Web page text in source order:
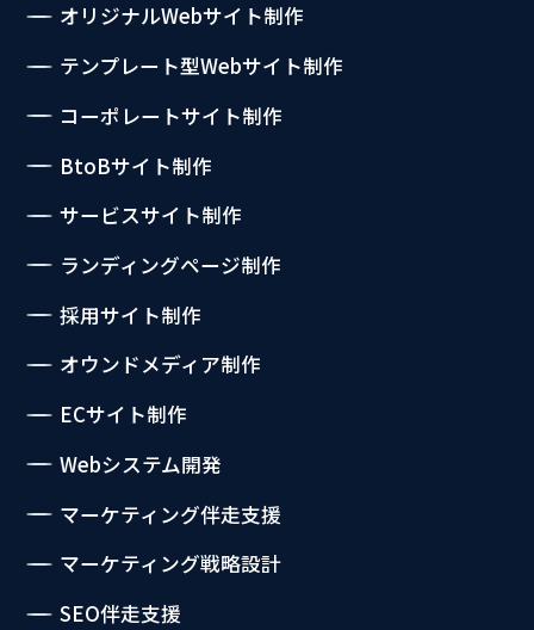
オリジナルWebサイト制作
テンプレート型Webサイト制作
コーポレートサイト制作
BtoBサイト制作
サービスサイト制作
ランディングページ制作
採用サイト制作
オウンドメディア制作
ECサイト制作
Webシステム開発
マーケティング伴走支援
マーケティング戦略設計
SEO伴走支援